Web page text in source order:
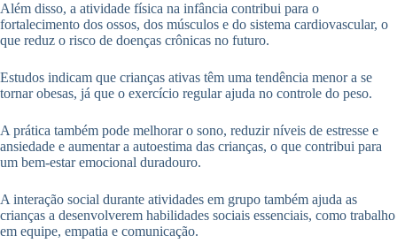
Além disso, a atividade física na infância contribui para o
fortalecimento dos ossos, dos músculos e do sistema cardiovascular, o
que reduz o risco de doenças crônicas no futuro.
Estudos indicam que crianças ativas têm uma tendência menor a se
tornar obesas, já que o exercício regular ajuda no controle do peso.
A prática também pode melhorar o sono, reduzir níveis de estresse e
ansiedade e aumentar a autoestima das crianças, o que contribui para
um bem-estar emocional duradouro.
A interação social durante atividades em grupo também ajuda as
crianças a desenvolverem habilidades sociais essenciais, como trabalho
em equipe, empatia e comunicação.